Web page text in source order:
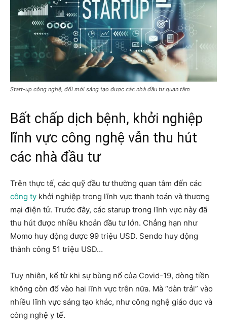
Start-up công nghệ, đổi mới sáng tạo được các nhà đầu tư quan tâm
Bất chấp dịch bệnh, khởi nghiệp
lĩnh vực công nghệ vẫn thu hút
các nhà đầu tư
Trên thực tế, các quỹ đầu tư thường quan tâm đến các
công ty khởi nghiệp trong lĩnh vực thanh toán và thương
mại điện tử. Trước đây, các starup trong lĩnh vực này đã
thu hút được nhiều khoản đầu tư lớn. Chẳng hạn như
Momo huy động được 99 triệu USD. Sendo huy động
thành công 51 triệu USD…
Tuy nhiên, kể từ khi sự bùng nổ của Covid-19, dòng tiền
không còn đổ vào hai lĩnh vực trên nữa. Mà “dàn trải” vào
nhiều lĩnh vực sáng tạo khác, như công nghệ giáo dục và
công nghệ y tế.